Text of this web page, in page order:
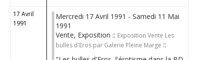
17 Avril
1991
Mercredi 17 Avril 1991 - Samedi 11 Mai
1991
Vente, Exposition :: Exposition Vente Les
bulles d'Eros par Galerie Pleine Marge ::